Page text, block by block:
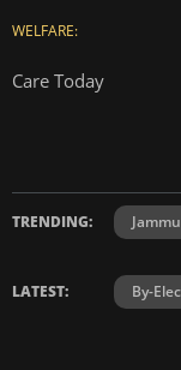
WELFARE:
Care Today
TRENDING:
LATEST: By-